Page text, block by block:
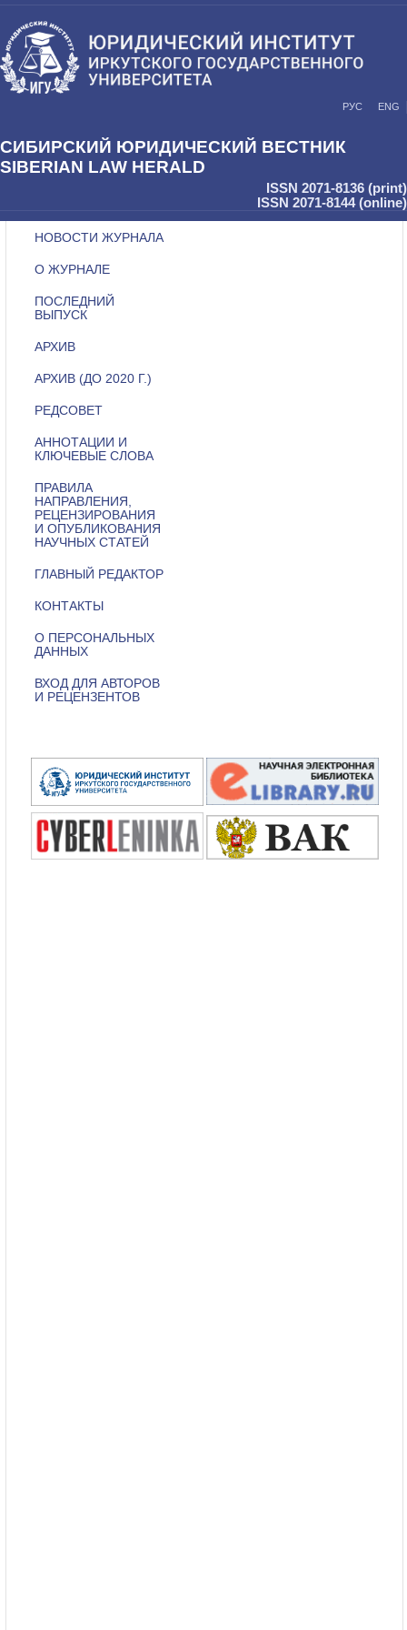
РУС ENG
СИБИРСКИЙ ЮРИДИЧЕСКИЙ ВЕСТНИК
SIBERIAN LAW HERALD
ISSN 2071-8136 (print)
ISSN 2071-8144 (online)
НОВОСТИ ЖУРНАЛА
О ЖУРНАЛЕ
ПОСЛЕДНИЙ
ВЫПУСК
АРХИВ
АРХИВ (ДО 2020 Г.)
РЕДСОВЕТ
АННОТАЦИИ И
КЛЮЧЕВЫЕ СЛОВА
ПРАВИЛА
НАПРАВЛЕНИЯ,
РЕЦЕНЗИРОВАНИЯ
И ОПУБЛИКОВАНИЯ
НАУЧНЫХ СТАТЕЙ
ГЛАВНЫЙ РЕДАКТОР
КОНТАКТЫ
О ПЕРСОНАЛЬНЫХ
ДАННЫХ
ВХОД ДЛЯ АВТОРОВ
И РЕЦЕНЗЕНТОВ